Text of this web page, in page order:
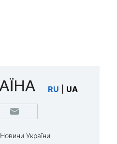
RU UA
Новини України